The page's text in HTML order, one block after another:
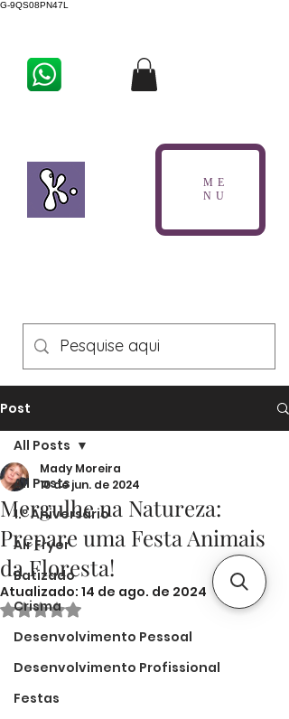
G-9QS08PN47L
ME
NU
Post
All Posts
1.º Aniversário
Air Fryer
Batizado
Crisma
Desenvolvimento Pessoal
Desenvolvimento Profissional
Festas
All Posts
Mergulhe na Natureza:
Prepare uma Festa Animais
da Floresta!
Mady Moreira
10 de jun. de 2024
Atualizado: 14 de ago. de 2024
Avaliado com NaN de 5 estrelas.